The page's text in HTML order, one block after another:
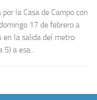
la Casa de Campo con
17 de febrero a
en la salida del metro
5) a esa...